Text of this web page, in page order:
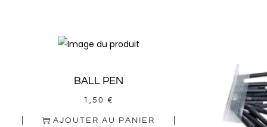
BALL PEN
1,50 €
AJOUTER AU PANIER